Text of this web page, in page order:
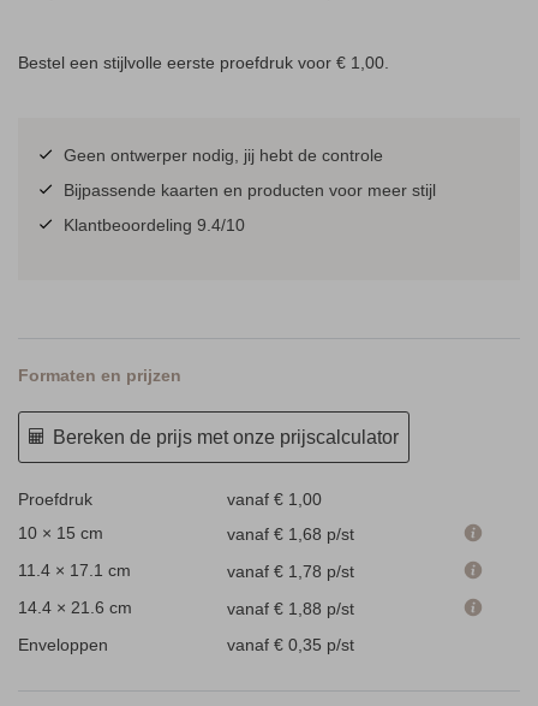
Bestel een stijlvolle eerste proefdruk voor € 1,00.
Geen ontwerper nodig, jij hebt de controle
Bijpassende kaarten en producten voor meer stijl
Klantbeoordeling 9.4/10
Formaten en prijzen
Bereken de prijs met onze prijscalculator
Proefdruk
vanaf € 1,00
10 × 15 cm
vanaf € 1,68 p/st
11.4 × 17.1 cm
vanaf € 1,78 p/st
14.4 × 21.6 cm
vanaf € 1,88 p/st
Enveloppen
vanaf € 0,35 p/st